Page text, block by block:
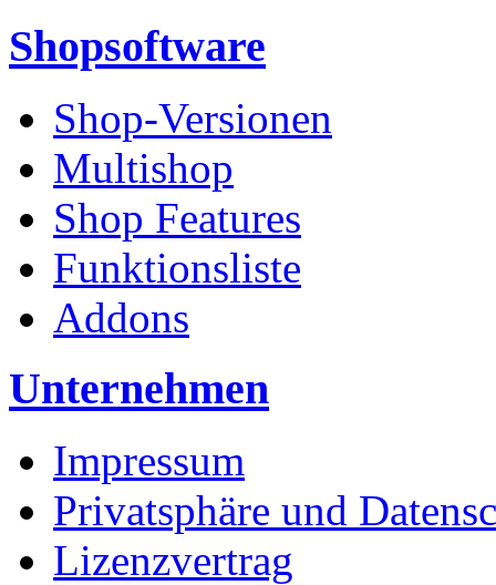
Shopsoftware
Shop-Versionen
Multishop
Shop Features
Funktionsliste
Addons
Unternehmen
Impressum
Privatsphäre und
Lizenzvertrag